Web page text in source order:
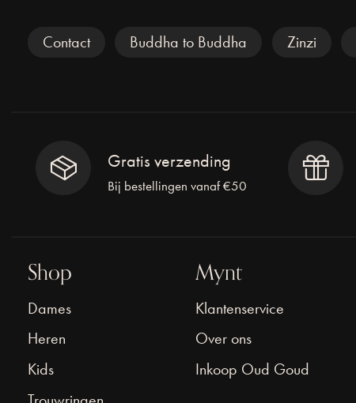
Veel gezocht
Contact Buddha to Buddha Zinzi
Gratis verzending
Bij bestellingen vanaf €50
Shop
Dames
Heren
Kids
Mynt
Klantenservice
Over ons
Inkoop Oud Goud